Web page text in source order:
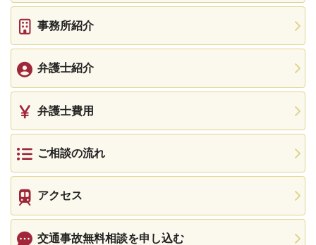
事務所紹介
弁護士紹介
弁護士費用
ご相談の流れ
アクセス
交通事故無料相談を申し込む